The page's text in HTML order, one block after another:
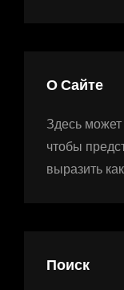
О Сайте
Здесь
чтобы
выразить
Поиск